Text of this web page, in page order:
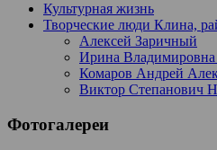
Культурная жизнь
Творческие люди Клина,
Алексей Заричный
Ирина
Комаров Андрей
Виктор Степанович
Фотогалереи